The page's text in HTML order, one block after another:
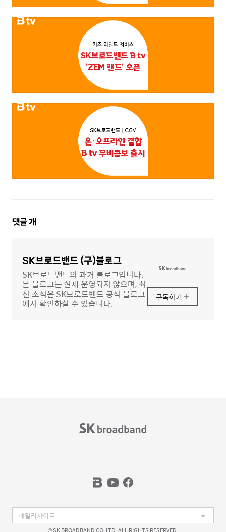
댓
댓글개
SK브로드밴드 (구)블로그
SK브로드밴드의 과거 블로그입니다.
본 블로그는 현재 운영되지 않으며, 최
신 소식은 SK브로드밴드 공식 블로그
에서 확인하실 수 있습니다.
구독하기
© SK BROADBAND CO. LTD. ALL RIGHTS RESERVED.